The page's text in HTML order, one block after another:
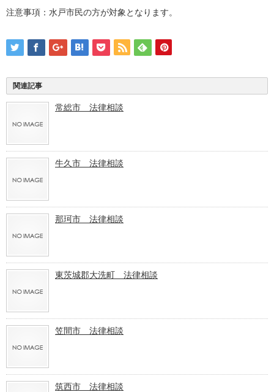
注意事項：水戸市民の方が対象となります。
関連記事
常総市 法律相談
牛久市 法律相談
那珂市 法律相談
東茨城郡大洗町 法律相談
笠間市 法律相談
筑西市 法律相談